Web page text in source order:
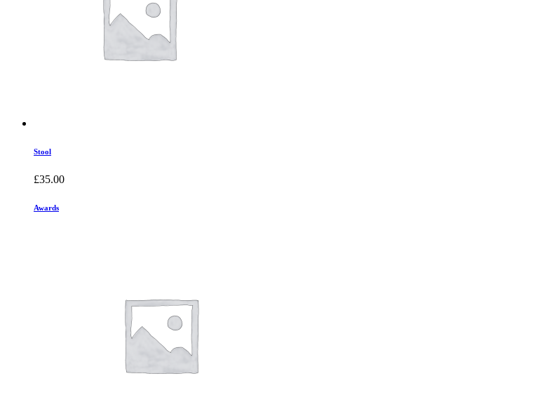
Stool
£35.00
Awards